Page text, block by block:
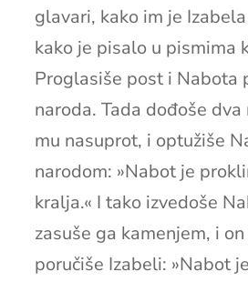
glavari, kako im je
kako je pisalo u pismima
Proglasiše post i Nabota
naroda. Tada dođoše
mu nasuprot, i optužiše
narodom: »Nabot je
kralja.« I tako izvedoše
zasuše ga kamenjem, i
poručiše Izabeli: »Nabot